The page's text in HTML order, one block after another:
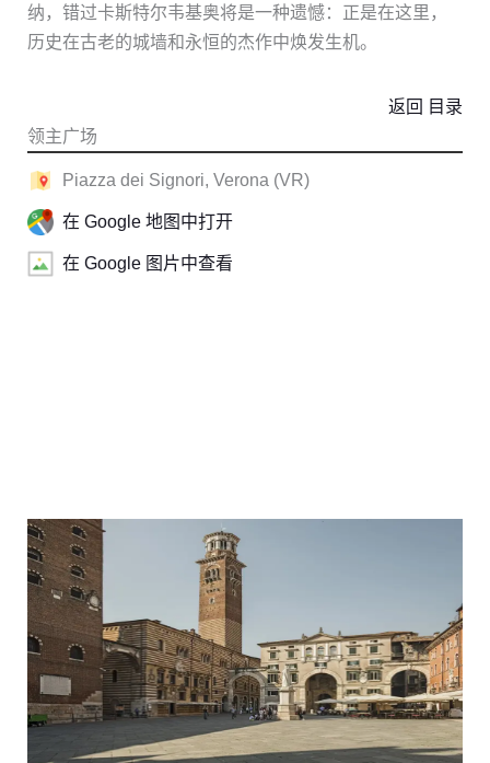
纳，错过卡斯特尔韦基奥将是一种遗憾：正是在这里，
历史在古老的城墙和永恒的杰作中焕发生机。
领主广场
返回 目录
Piazza dei Signori, Verona (VR)
在 Google 地图中打开
在 Google 图片中查看